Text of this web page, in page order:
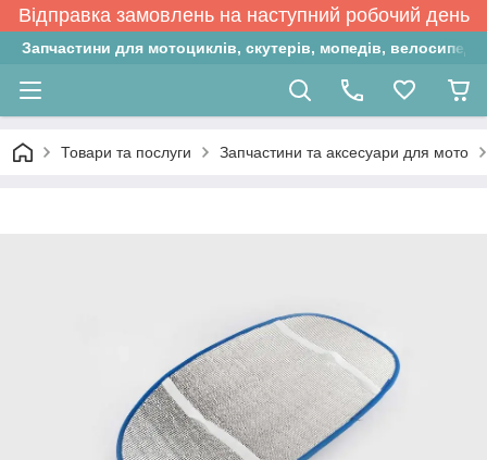
Відправка замовлень на наступний робочий день
Запчастини для мотоциклів, скутерів, мопедів,
Товари та послуги Запчастини та аксесуари для мото